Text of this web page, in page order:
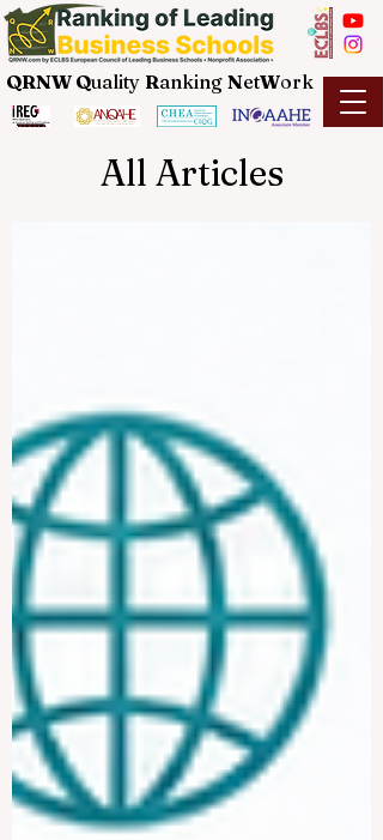
QRNW Quality Ranking NetWork
All Articles